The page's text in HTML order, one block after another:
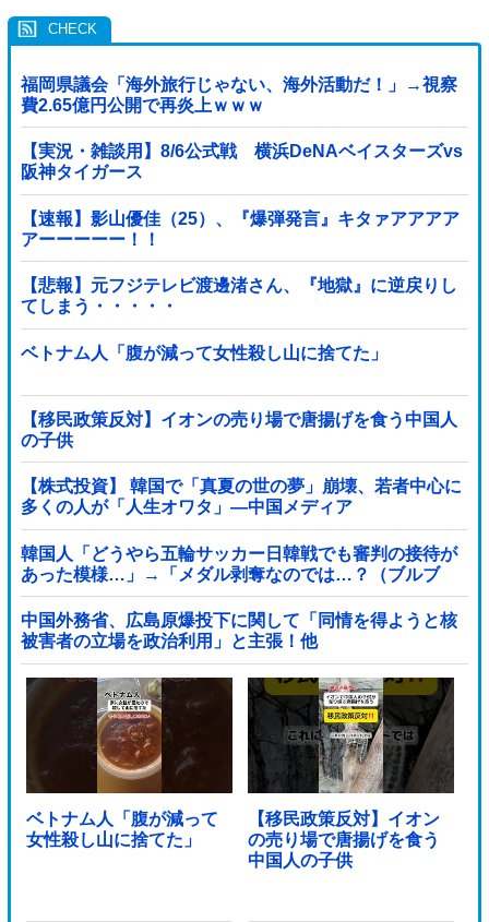
福岡県議会「海外旅行じゃない、海外活動だ！」→視察
費2.65億円公開で再炎上ｗｗｗ
【実況・雑談用】8/6公式戦 横浜DeNAベイスターズvs
阪神タイガース
【速報】影山優佳（25）、『爆弾発言』キタァアアアア
アーーーーー！！
【悲報】元フジテレビ渡邊渚さん、『地獄』に逆戻りし
てしまう・・・・・
ベトナム人「腹が減って女性殺し山に捨てた」
【移民政策反対】イオンの売り場で唐揚げを食う中国人
の子供
【株式投資】 韓国で「真夏の世の夢」崩壊、若者中心に
多くの人が「人生オワタ」―中国メディア
韓国人「どうやら五輪サッカー日韓戦でも審判の接待が
あった模様…」→「メダル剥奪なのでは…？（ブルブ
ル」＝韓国の反応
中国外務省、広島原爆投下に関して「同情を得ようと核
被害者の立場を政治利用」と主張！他
ベトナム人「腹が減って
女性殺し山に捨てた」
【移民政策反対】イオン
の売り場で唐揚げを食う
中国人の子供